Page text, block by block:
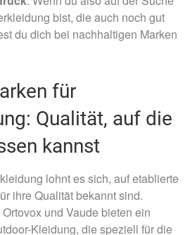
bist, die auch noch gut
du dich bei nachhaltigen Marken
für
Qualität, auf die
kannst
lohnt es sich, auf etablierte
ihre Qualität bekannt sind.
und Vaude bieten ein
Kleidung, die speziell für die